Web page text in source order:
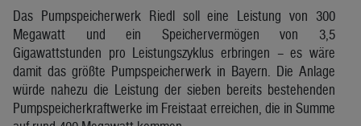
Das Pumpspeicherwerk Riedl soll eine Leistung von 300
Megawatt und ein Speichervermögen von 3,5
Gigawattstunden pro Leistungszyklus erbringen – es wäre
damit das größte Pumpspeicherwerk in Bayern. Die Anlage
würde nahezu die Leistung der sieben bereits bestehenden
Pumpspeicherkraftwerke im Freistaat erreichen, die in Summe